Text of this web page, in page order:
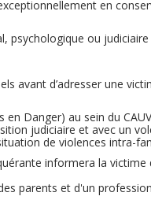
en
psychologique ou
avant d’adresser une
Danger) au sein du
judiciaire et avec un
de violences intra-
informera la victime
parents et d'un